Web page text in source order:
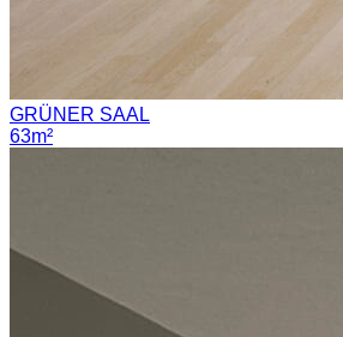
GRÜNER SAAL
63m²